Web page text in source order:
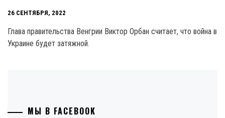
26 СЕНТЯБРЯ, 2022
Глава правительства Венгрии Виктор Орбан считает, что война в
Украине будет затяжной.
МЫ В FACEBOOK